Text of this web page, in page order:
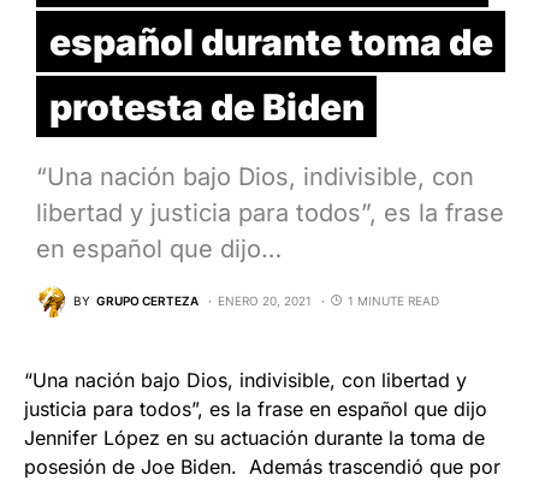
español durante toma de
protesta de Biden
“Una nación bajo Dios, indivisible, con
libertad y justicia para todos”, es la frase
en español que dijo…
BY GRUPO CERTEZA ENERO 20, 2021 1 MINUTE READ
“Una nación bajo Dios, indivisible, con libertad y
justicia para todos”, es la frase en español que dijo
Jennifer López en su actuación durante la toma de
posesión de Joe Biden. Además trascendió que por